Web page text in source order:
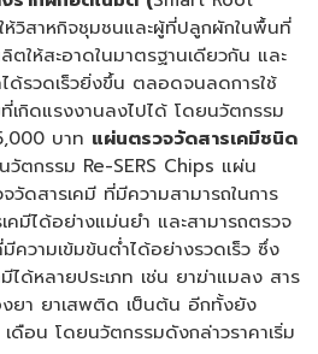
วิสาหกิจชุมชนและผู้ที่ปลูกผักในพื้นที่
ให้สะอาดในมาตรฐานเดียวกัน และ
รวดเร็วยิ่งขึ้น ตลอดจนลดการใช้
กิดแรงงานลงไปได้ โดยนวัตกรรม
บาท แผ่นตรวจวัดสารเคมีชนิด
นวัตกรรม Re-SERS Chips แผ่น
วัดสารเคมี ที่มีความสามารถในการ
คมีได้อย่างแม่นยำ และสามารถตรวจ
ความเข้มข้นต่ำได้อย่างรวดเร็ว ซึ่ง
ได้หลายประเภท เช่น ยาฆ่าแมลง สาร
งยา ยาเสพติด เป็นต้น อีกทั้งยัง
ดือน โดยนวัตกรรมดังกล่าวราคาเริ่ม